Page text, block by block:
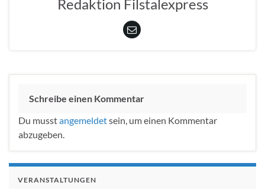
Redaktion Filstalexpress
Schreibe einen Kommentar
Du musstangemeldetsein, um einen Kommentar
abzugeben.
VERANSTALTUNGEN